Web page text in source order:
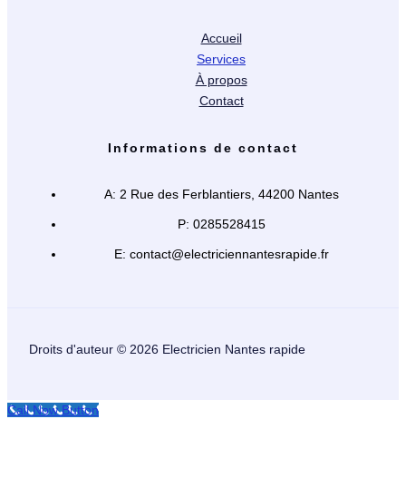
Accueil
Services
À propos
Contact
Informations de contact
A: 2 Rue des Ferblantiers, 44200 Nantes
P: 0285528415
E: contact@electriciennantesrapide.fr
Droits d'auteur © 2026 Electricien Nantes rapide
Call Now Button